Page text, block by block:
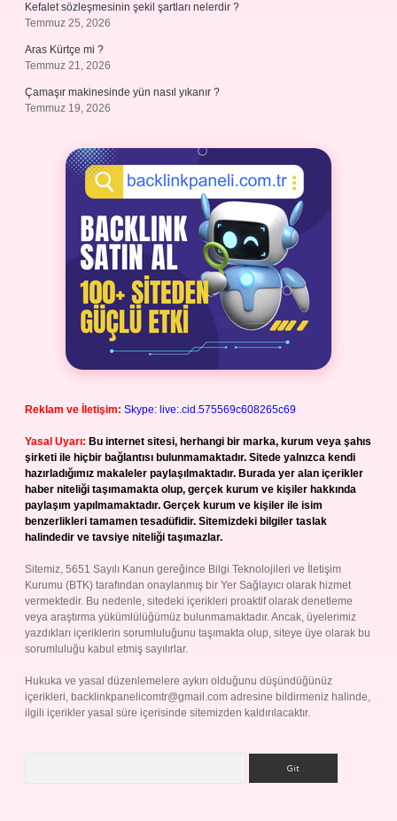
Kefalet sözleşmesinin şekil şartları nelerdir ?
Temmuz 25, 2026
Aras Kürtçe mi ?
Temmuz 21, 2026
Çamaşır makinesinde yün nasıl yıkanır ?
Temmuz 19, 2026
Reklam ve İletişim: Skype: live:.cid.575569c608265c69
Yasal Uyarı: Bu internet sitesi, herhangi bir marka, kurum veya şahıs
şirketi ile hiçbir bağlantısı bulunmamaktadır. Sitede yalnızca kendi
hazırladığımız makaleler paylaşılmaktadır. Burada yer alan içerikler
haber niteliği taşımamakta olup, gerçek kurum ve kişiler hakkında
paylaşım yapılmamaktadır. Gerçek kurum ve kişiler ile isim
benzerlikleri tamamen tesadüfidir. Sitemizdeki bilgiler taslak
halindedir ve tavsiye niteliği taşımazlar.
Sitemiz, 5651 Sayılı Kanun gereğince Bilgi Teknolojileri ve İletişim
Kurumu (BTK) tarafından onaylanmış bir Yer Sağlayıcı olarak hizmet
vermektedir. Bu nedenle, sitedeki içerikleri proaktif olarak denetleme
veya araştırma yükümlülüğümüz bulunmamaktadır. Ancak, üyelerimiz
yazdıkları içeriklerin sorumluluğunu taşımakta olup, siteye üye olarak bu
sorumluluğu kabul etmiş sayılırlar.
Hukuka ve yasal düzenlemelere aykırı olduğunu düşündüğünüz
içerikleri, backlinkpanelicomtr@gmail.com adresine bildirmeniz halinde,
ilgili içerikler yasal süre içerisinde sitemizden kaldırılacaktır.